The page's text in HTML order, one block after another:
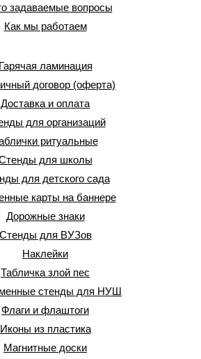
задаваемые вопросы
Как мы работаем
Гарячая ламинация
договор (оферта)
Доставка и оплата
для организаций
ритуальные
для школы
для детского сада
карты на баннере
Дорожные знаки
Стенды для ВУЗов
Наклейки
Табличка злой пес
стенды для НУШ
Флаги и флаштоги
Иконы из пластика
Магнитные доски